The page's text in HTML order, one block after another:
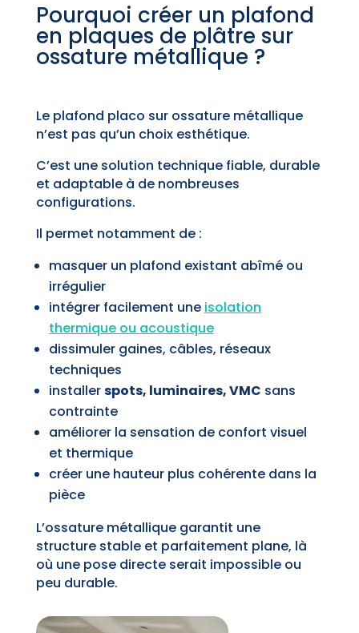
Pourquoi créer un plafond
en plaques de plâtre sur
ossature métallique ?
Le plafond placo sur ossature métallique
n’est pas qu’un choix esthétique.
C’est une solution technique fiable, durable
et adaptable à de nombreuses
configurations.
Il permet notamment de :
masquer un plafond existant abîmé ou
irrégulier
intégrer facilement une isolation
thermique ou acoustique
dissimuler gaines, câbles, réseaux
techniques
installerspots, luminaires, VMC sans
contrainte
améliorer la sensation de confort visuel
et thermique
créer une hauteur plus cohérente dans la
pièce
L’ossature métallique garantit une
structure stable et parfaitement plane, là
où une pose directe serait impossible ou
peu durable.